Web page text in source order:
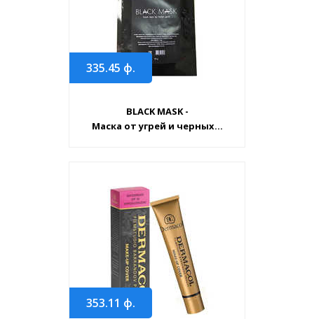
335.45 ф.
BLACK MASK -
Маска от угрей и черных...
353.11 ф.